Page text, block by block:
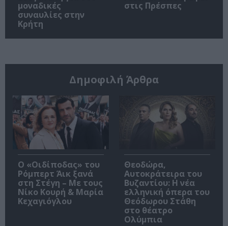
μοναδικές
συναυλίες στην
Κρήτη
στις Πρέσπες
Δημοφιλή Άρθρα
O «Οιδίποδας» του
Ρόμπερτ Άικ ξανά
στη Στέγη – Με τους
Νίκο Κουρή & Μαρία
Κεχαγιόγλου
Θεοδώρα,
Αυτοκράτειρα του
Βυζαντίου: Η νέα
ελληνική όπερα του
Θεόδωρου Στάθη
στο θέατρο
Ολύμπια